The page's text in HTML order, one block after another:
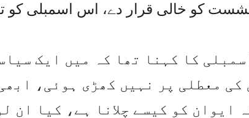
نشست کو خالی قرار دے، اس اسمبلی کو
کا کہنا تھا کہ میں ایک
کی معطلی پر نہیں کھڑی ہوئی،
ایوان کو کیسے چلانا ہے، کیا ان